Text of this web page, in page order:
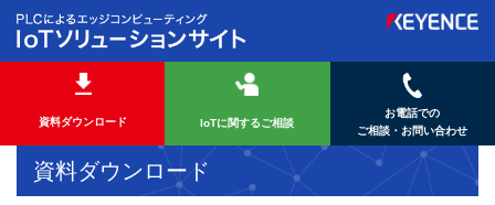
資料ダウンロード IoTに関するご相談
お電話での
ご相談・お問い合わせ
資料ダウンロード